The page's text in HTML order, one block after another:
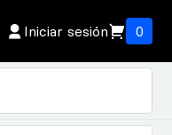
Iniciar sesión 0